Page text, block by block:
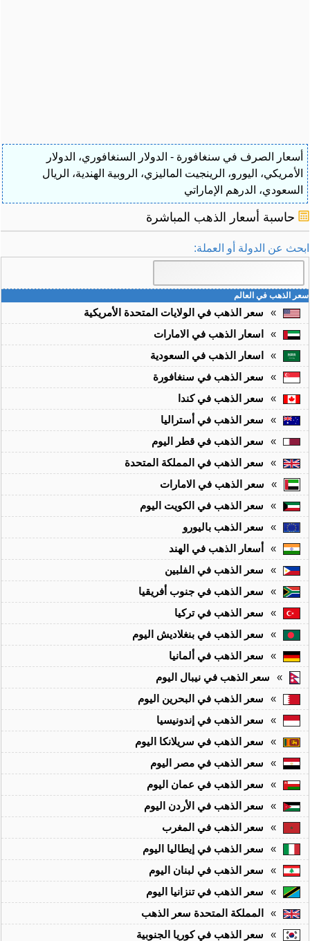
أسعار الصرف في سنغافورة - الدولار السنغافوري، الدولار
الأمريكي، اليورو، الرينجيت الماليزي، الروبية الهندية، الريال
السعودي، الدرهم الإماراتي
حاسبة أسعار الذهب المباشرة
ابحث عن الدولة أو العملة:
سعر الذهب في العالم
»
سعر الذهب في الولايات المتحدة الأمريكية
»
اسعار الذهب في الامارات
»
اسعار الذهب في السعودية
»
سعر الذهب في سنغافورة
»
سعر الذهب في كندا
»
سعر الذهب في أستراليا
»
سعر الذهب في قطر اليوم
»
سعر الذهب في المملكة المتحدة
»
سعر الذهب في الامارات
»
سعر الذهب في الكويت اليوم
»
سعر الذهب باليورو
»
أسعار الذهب في الهند
»
سعر الذهب في الفلبين
»
سعر الذهب في جنوب أفريقيا
»
سعر الذهب في تركيا
»
سعر الذهب في بنغلاديش اليوم
»
سعر الذهب في ألمانيا
»
سعر الذهب في نيبال اليوم
»
سعر الذهب في البحرين اليوم
»
سعر الذهب في إندونيسيا
»
سعر الذهب في سريلانكا اليوم
»
سعر الذهب في مصر اليوم
»
سعر الذهب في عمان اليوم
»
سعر الذهب في الأردن اليوم
»
سعر الذهب في المغرب
»
سعر الذهب في إيطاليا اليوم
»
سعر الذهب في لبنان اليوم
»
سعر الذهب في تنزانيا اليوم
»
المملكة المتحدة سعر الذهب
»
سعر الذهب في كوريا الجنوبية